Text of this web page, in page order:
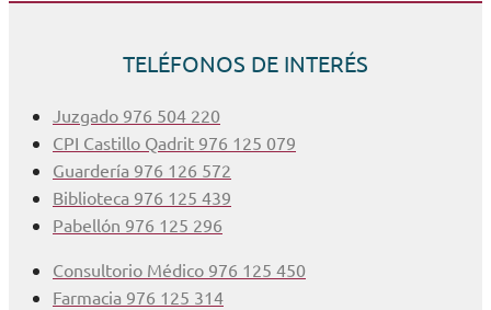
TELÉFONOS DE INTERÉS
Juzgado 976 504 220
CPI Castillo Qadrit 976 125 079
Guardería 976 126 572
Biblioteca 976 125 439
Pabellón 976 125 296
Consultorio Médico 976 125 450
Farmacia 976 125 314